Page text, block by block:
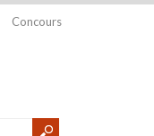
Concours